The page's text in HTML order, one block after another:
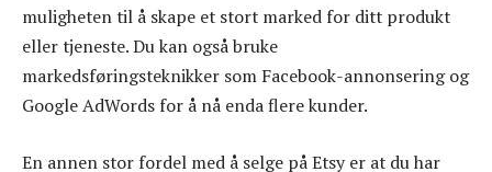
muligheten til å skape et stort marked for ditt produkt
eller tjeneste. Du kan også bruke
markedsføringsteknikker som Facebook-annonsering og
Google AdWords for å nå enda flere kunder.
En annen stor fordel med å selge på Etsy er at du har